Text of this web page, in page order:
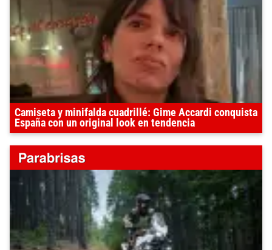
Camiseta y minifalda cuadrillé: Gime Accardi conquista
España con un original look en tendencia